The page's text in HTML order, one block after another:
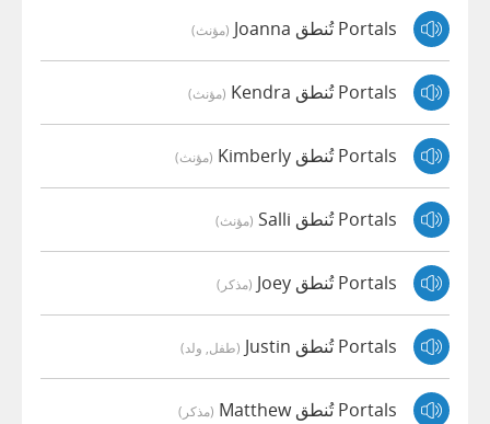
Portals تُنطق Joanna (مؤنث)
Portals تُنطق Kendra (مؤنث)
Portals تُنطق Kimberly (مؤنث)
Portals تُنطق Salli (مؤنث)
Portals تُنطق Joey (مذكر)
Portals تُنطق Justin (طفل, ولد)
Portals تُنطق Matthew (مذكر)